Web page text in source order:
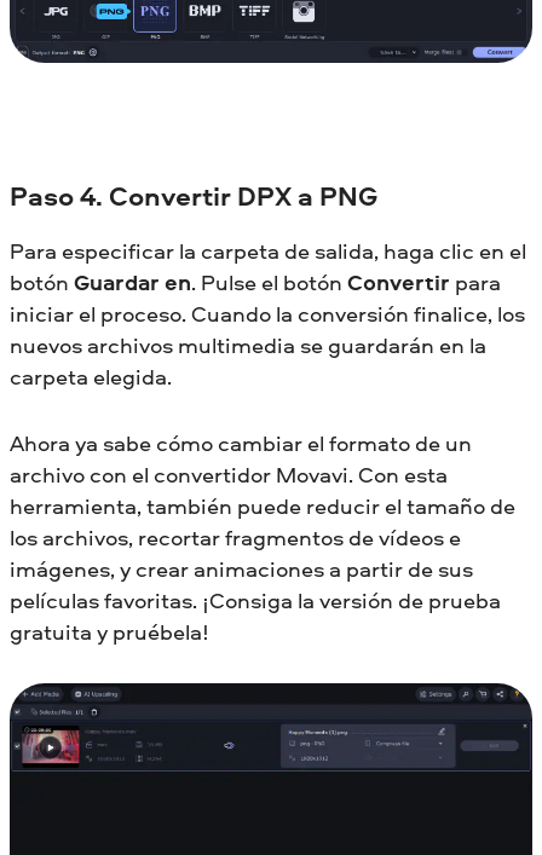
Paso 4. Convertir DPX a PNG
Para especificar la carpeta de salida, haga clic en el
botón Guardar en. Pulse el botón Convertir para
iniciar el proceso. Cuando la conversión finalice, los
nuevos archivos multimedia se guardarán en la
carpeta elegida.
Ahora ya sabe cómo cambiar el formato de un
archivo con el convertidor Movavi. Con esta
herramienta, también puede reducir el tamaño de
los archivos, recortar fragmentos de vídeos e
imágenes, y crear animaciones a partir de sus
películas favoritas. ¡Consiga la versión de prueba
gratuita y pruébela!